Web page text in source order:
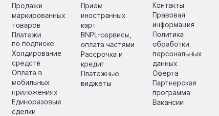
Продажи
маркированных
товаров
Платежи
по подписке
Холдирование
средств
Оплата в
мобильных
приложениях
Единоразовые
сделки
Прием
иностранных
карт
BNPL-сервисы,
оплата частями
Рассрочка и
кредит
Платежные
виджеты
Контакты
Правовая
информация
Политика
обработки
персональных
данных
Оферта
Партнерская
программа
Вакансии